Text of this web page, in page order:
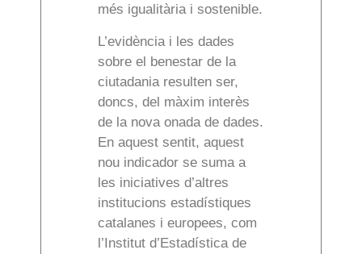
més igualitària i sostenible.
L’evidència i les dades
sobre el benestar de la
ciutadania resulten ser,
doncs, del màxim interès
de la nova onada de dades.
En aquest sentit, aquest
nou indicador se suma a
les iniciatives d’altres
institucions estadístiques
catalanes i europees, com
l’Institut d’Estadística de